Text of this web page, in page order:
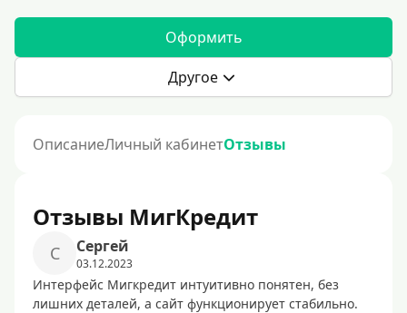
Оформить
Другое
ОписаниеЛичный кабинетОтзывы
Отзывы МигКредит
С Сергей
03.12.2023
Интерфейс Мигкредит интуитивно понятен, без
лишних деталей, а сайт функционирует стабильно.